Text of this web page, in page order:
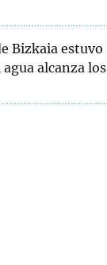
Bizkaia estuvo
alcanza los